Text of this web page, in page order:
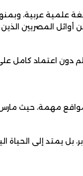
علمية عربية،
المصريين
دون اعتماد كامل
مهمة، حيث مارس
يمتد إلى الحياة